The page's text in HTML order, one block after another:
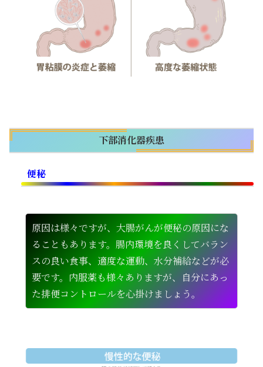
下部消化器疾患
便秘
原因は様々ですが、大腸がんが便秘の原因にな
ることもあります。腸内環境を良くしてバラン
スの良い食事、適度な運動、水分補給などが必
要です。内服薬も様々ありますが、自分にあっ
た排便コントロールを心掛けましょう。